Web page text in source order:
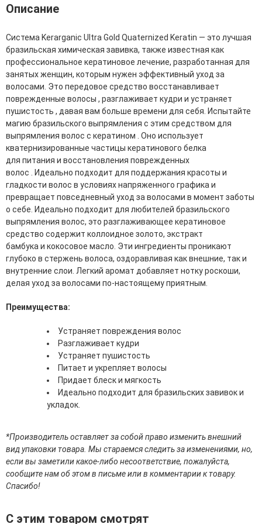
Автозагар для лица
Ампулы для лица
Бальзамы для лица
Гели для лица
Защита от солнца для лица
Карбокситерапия
Кремы для лица
Лосьоны, тоники и мисты для лица
Маски для лица
Масла для лица
Мицеллярная вода
Молочко и сливки для лица
Наборы для ухода за лицом
Пенки и муссы для лица
Скрабы, пилинги и гоммажи для лица
Спреи для лица
Средства для умывания
Сыворотки, эликсиры, эмульсии, концентраты и
эссенции для лица
Уход для губ
Флюиды для лица
Для Тела
Автозагар для тела
Антицеллюлитные средства
Бальзамы и гели для тела
Гели для душа
Дезодоранты для тела
Лосьоны, сыворотки и эликсиры для тела
Масла для тела
Молочко для тела
Мыло
Наборы по уходу за телом
Скрабы и пилинги для тела
Описание
Система Kerarganic Ultra Gold Quaternized Keratin — это лучшая
бразильская химическая завивка, также известная как
профессиональное кератиновое лечение, разработанная для
занятых женщин, которым нужен эффективный уход за
волосами. Это передовое средство восстанавливает
поврежденные волосы , разглаживает кудри и устраняет
пушистость , давая вам больше времени для себя. Испытайте
магию бразильского выпрямления с этим средством для
выпрямления волос с кератином . Оно использует
кватернизированные частицы кератинового белка
для питания и восстановления поврежденных
волос . Идеально подходит для поддержания красоты и
гладкости волос в условиях напряженного графика и
превращает повседневный уход за волосами в момент заботы
о себе. Идеально подходит для любителей бразильского
выпрямления волос, это разглаживающее кератиновое
средство содержит коллоидное золото, экстракт
бамбука и кокосовое масло. Эти ингредиенты проникают
глубоко в стержень волоса, оздоравливая как внешние, так и
внутренние слои. Легкий аромат добавляет нотку роскоши,
делая уход за волосами по-настоящему приятным.
Преимущества:
Устраняет повреждения волос
Разглаживает кудри
Устраняет пушистость
Питает и укрепляет волосы
Придает блеск и мягкость
Идеально подходит для бразильских завивок и
укладок.
*Производитель оставляет за собой право изменить внешний
вид упаковки товара. Мы стараемся следить за изменениями, но,
если вы заметили какое-либо несоответствие, пожалуйста,
сообщите нам об этом в письме или в комментарии к товару.
Спасибо!
С этим товаром смотрят